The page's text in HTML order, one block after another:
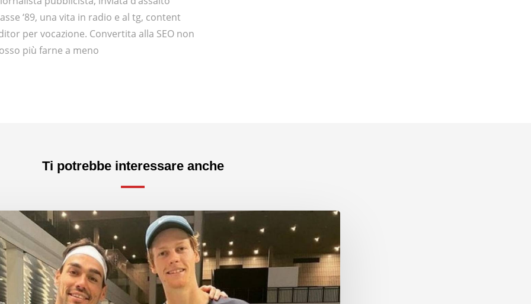
‘89, una vita in radio e al tg, content
per vocazione. Convertita alla SEO non
più farne a meno
Ti potrebbe interessare anche